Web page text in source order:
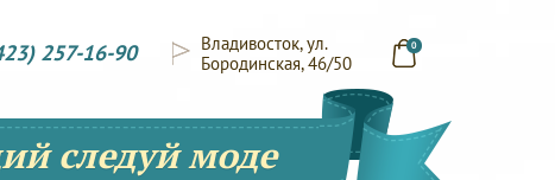
0
Владивосток, ул.
Бородинская, 46/50
257-16-90
следуй моде